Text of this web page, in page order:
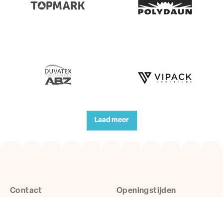
Laad meer
Contact Openingstijden